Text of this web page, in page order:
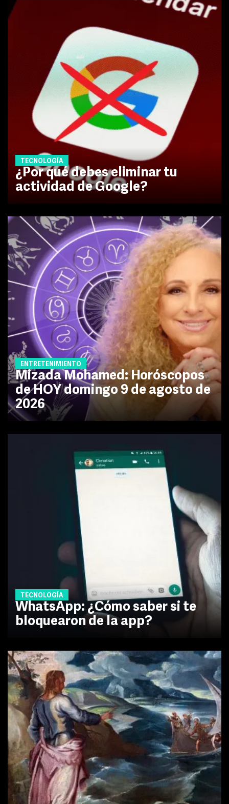
TECNOLOGÍA
¿Por qué debes eliminar tu
actividad de Google?
ENTRETENIMIENTO
Mizada Mohamed: Horóscopos
de HOY domingo 9 de agosto de
2026
TECNOLOGÍA
WhatsApp: ¿Cómo saber si te
bloquearon de la app?